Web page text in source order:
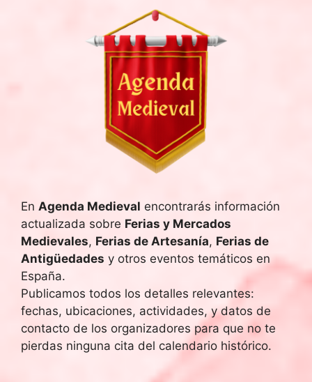
En Agenda Medieval encontrarás información
actualizada sobre Ferias y Mercados
Medievales, Ferias de Artesanía, Ferias de
Antigüedades y otros eventos temáticos en
España.
Publicamos todos los detalles relevantes:
fechas, ubicaciones, actividades, y datos de
contacto de los organizadores para que no te
pierdas ninguna cita del calendario histórico.